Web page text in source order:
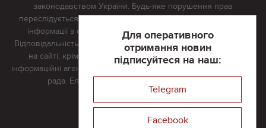
Для оперативного
отримання новин
підписуйтеся на наш:
Telegram
Facebook
законодавством України. Будь-яке порушення прав
переслідується в судовому порядку. Будь-яке відтворення
інформації з сайту тільки з письмово дозволу редакції.
Відповідальність за достовірність усіх матеріалів, розміщених
на сайті, крім матеріалів, які містять посилання на інші
інформаційні агентства або інтернет-видання, несе редакційна
рада. Електронна пошта:
Реклама на сайті